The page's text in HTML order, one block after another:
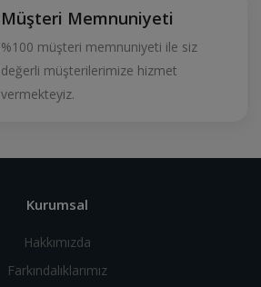
Müşteri Memnuniyeti
%100 müşteri memnuniyeti ile siz
değerli müşterilerimize hizmet
vermekteyiz.
Kurumsal
Hakkımızda
Farkındalıklarımız